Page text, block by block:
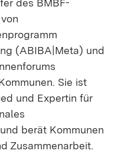
des BMBF-
(ABIBA|Meta) und
Sie ist
und Expertin für
berät Kommunen
Zusammenarbeit.